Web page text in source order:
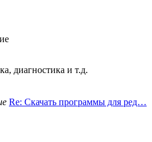
диагностика и т.д.
Re: Скачать программы для ред…